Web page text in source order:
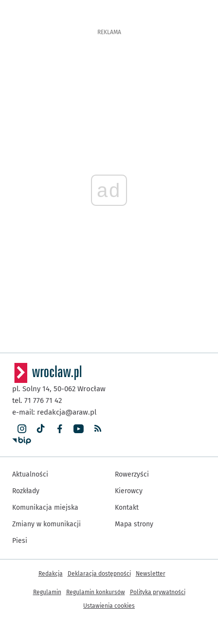
REKLAMA
ad
pl. Solny 14, 50-062 Wrocław
tel. 71 776 71 42
e-mail: redakcja@araw.pl
Aktualności
Rozkłady
Komunikacja miejska
Zmiany w komunikacji
Piesi
Rowerzyści
Kierowcy
Kontakt
Mapa strony
Inne informacje
Redakcja Deklaracja dostępności Newsletter
Regulamin Regulamin konkursów
Polityka prywatności
Ustawienia cookies